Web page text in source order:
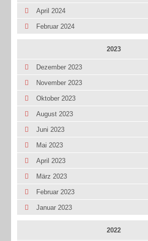
April 2024
Februar 2024
2023
Dezember 2023
November 2023
Oktober 2023
August 2023
Juni 2023
Mai 2023
April 2023
März 2023
Februar 2023
Januar 2023
2022